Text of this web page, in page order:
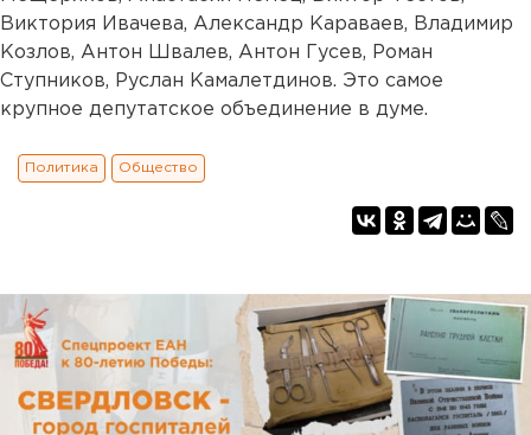
Виктория Ивачева, Александр Караваев, Владимир
Козлов, Антон Швалев, Антон Гусев, Роман
Ступников, Руслан Камалетдинов. Это самое
крупное депутатское объединение в думе.
Политика Общество